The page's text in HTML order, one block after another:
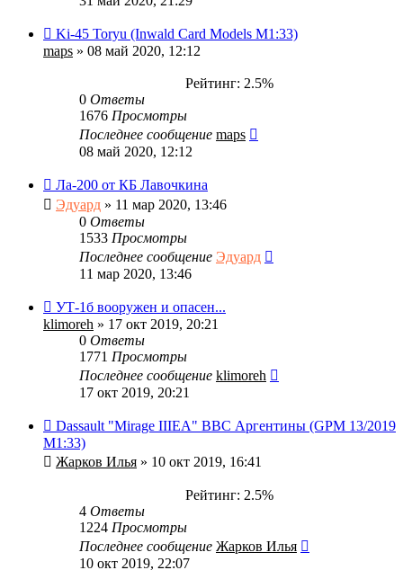
Ki-45 Toryu (Inwald Card Models M1:33)
maps » 08 май 2020, 12:12
Рейтинг: 2.5%
0 Ответы
1676 Просмотры
Последнее сообщение maps
08 май 2020, 12:12
Ла-200 от КБ Лавочкина
Эдуард » 11 мар 2020, 13:46
0 Ответы
1533 Просмотры
Последнее сообщение Эдуард
11 мар 2020, 13:46
УТ-1б вооружен и опасен...
klimoreh » 17 окт 2019, 20:21
0 Ответы
1771 Просмотры
Последнее сообщение klimoreh
17 окт 2019, 20:21
Dassault "Mirage IIIEA" ВВС Аргентины (GPM 13/2019
M1:33)
Жарков Илья » 10 окт 2019, 16:41
Рейтинг: 2.5%
4 Ответы
1224 Просмотры
Последнее сообщение Жарков Илья
10 окт 2019, 22:07